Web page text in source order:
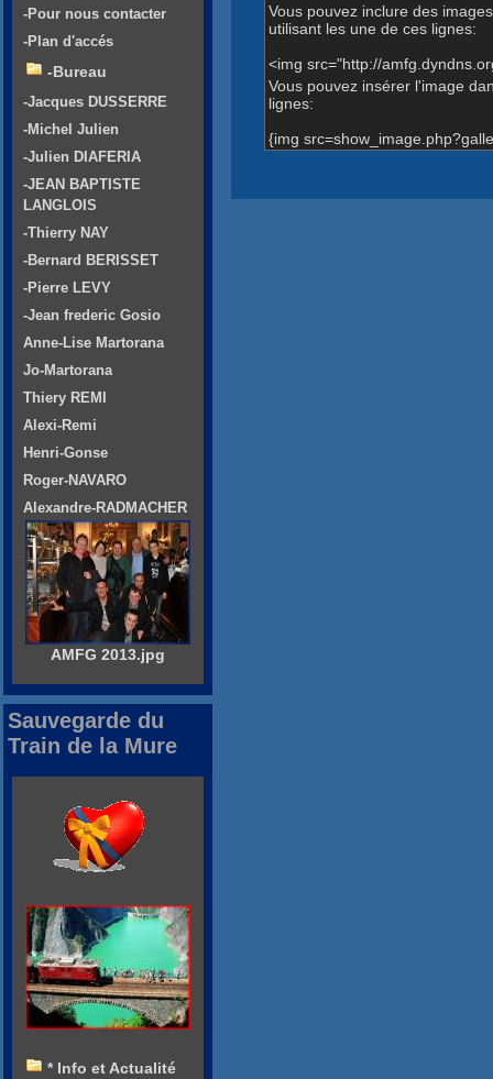
Vous pouvez inclure des
utilisant les une de ces lignes:
<img src="http://
Vous pouvez insérer l'image
lignes:
{img
-Pour nous contacter
-Plan d'accés
-Bureau
-Jacques DUSSERRE
-Michel Julien
-Julien DIAFERIA
-JEAN BAPTISTE
LANGLOIS
-Thierry NAY
-Bernard BERISSET
-Pierre LEVY
-Jean frederic Gosio
Anne-Lise Martorana
Jo-Martorana
Thiery REMI
Alexi-Remi
Henri-Gonse
Roger-NAVARO
Alexandre-RADMACHER
AMFG 2013.jpg
Sauvegarde du
Train de la Mure
* Info et Actualité